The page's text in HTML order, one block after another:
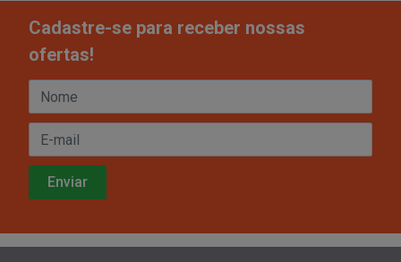
Cadastre-se para receber nossas
ofertas!